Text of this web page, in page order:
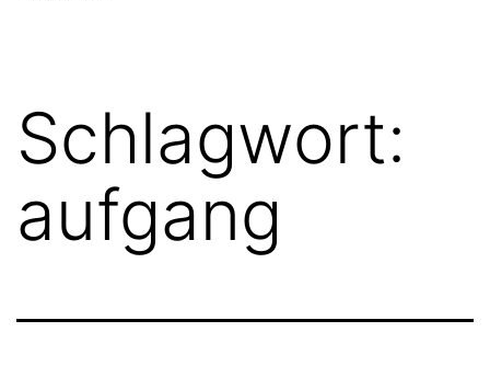
Schlagwort:
aufgang